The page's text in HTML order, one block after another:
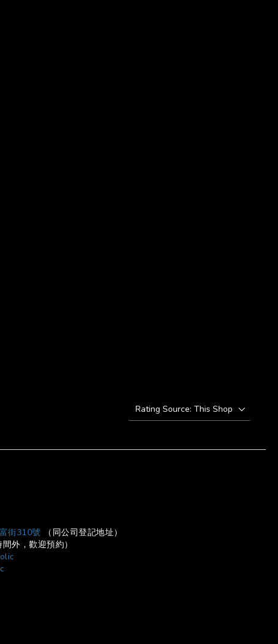
街310號 （同公司登記地址）
外，歡迎預約）